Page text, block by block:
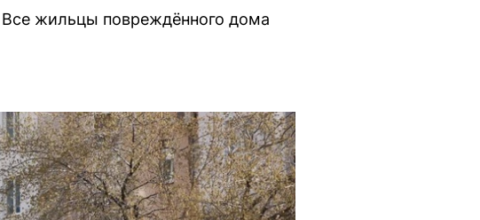
жильцы повреждённого дома